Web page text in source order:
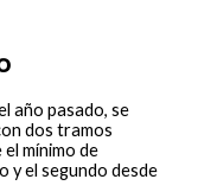
año pasado, se
dos tramos
mínimo de
y el segundo desde